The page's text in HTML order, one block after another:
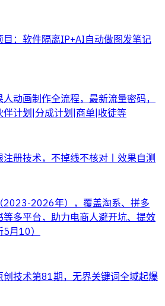
目：软件隔离IP+AI自动做图发笔记
动画制作全流程，最新流量密码，
伴计划|分成计划|商单|收徒等
册技术，不掉线不核对丨效果自测
2023-2026年），覆盖淘系、拼多
等多平台，助力电商人避开坑、提效
月10）
创技术第81期，无界关键词全域起爆